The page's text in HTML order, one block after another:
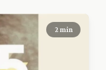
2 min